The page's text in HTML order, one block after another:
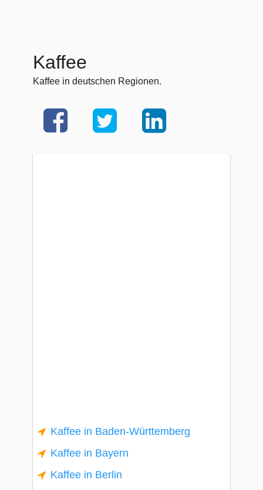
Kaffee
Kaffee in deutschen Regionen.
Kaffee in Baden-Württemberg
Kaffee in Bayern
Kaffee in Berlin